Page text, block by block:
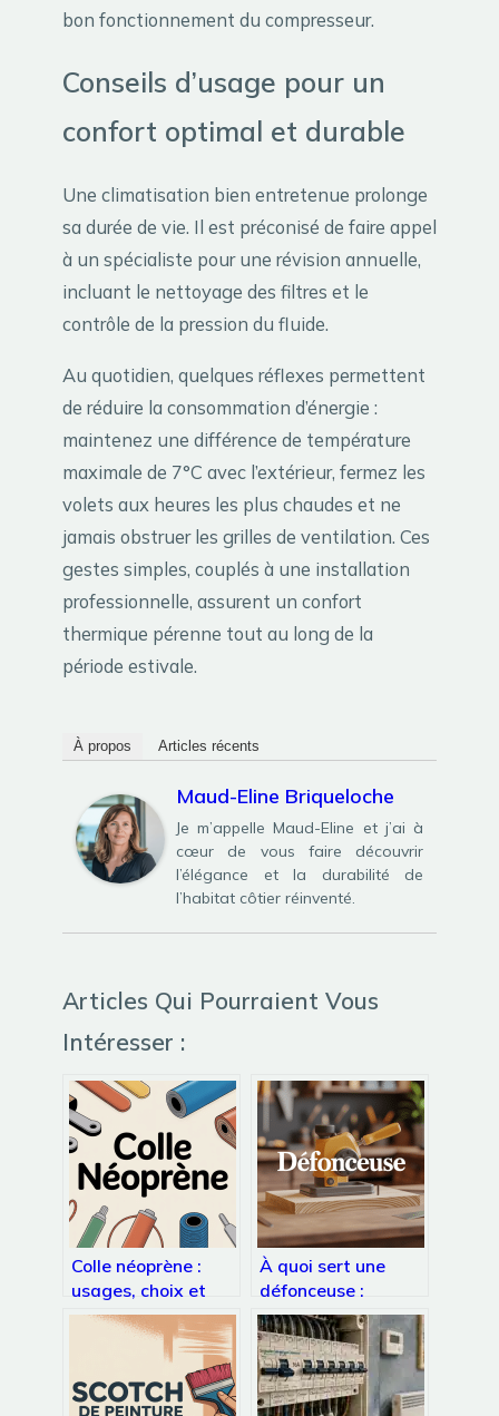
bon fonctionnement du compresseur.
Conseils d’usage pour un
confort optimal et durable
Une climatisation bien entretenue prolonge
sa durée de vie. Il est préconisé de faire appel
à un spécialiste pour une révision annuelle,
incluant le nettoyage des filtres et le
contrôle de la pression du fluide.
Au quotidien, quelques réflexes permettent
de réduire la consommation d’énergie :
maintenez une différence de température
maximale de 7°C avec l’extérieur, fermez les
volets aux heures les plus chaudes et ne
jamais obstruer les grilles de ventilation. Ces
gestes simples, couplés à une installation
professionnelle, assurent un confort
thermique pérenne tout au long de la
période estivale.
À propos Articles récents
Maud-Eline Briqueloche
Je m’appelle Maud-Eline et j’ai à
cœur de vous faire découvrir
l’élégance et la durabilité de
l’habitat côtier réinventé.
Articles Qui Pourraient Vous
Intéresser :
Colle néoprène :
usages, choix et
conseils pour des
collages durables
À quoi sert une
défonceuse :
usages, conseils et
erreurs à éviter